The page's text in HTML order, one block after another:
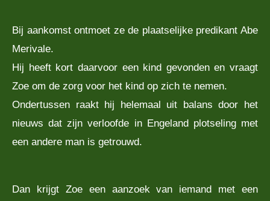
Bij aankomst ontmoet ze de plaatselijke predikant Abe
Merivale.
Hij heeft kort daarvoor een kind gevonden en vraagt
Zoe om de zorg voor het kind op zich te nemen.
Ondertussen raakt hij helemaal uit balans door het
nieuws dat zijn verloofde in Engeland plotseling met
een andere man is getrouwd.
Dan krijgt Zoe een aanzoek van iemand met een